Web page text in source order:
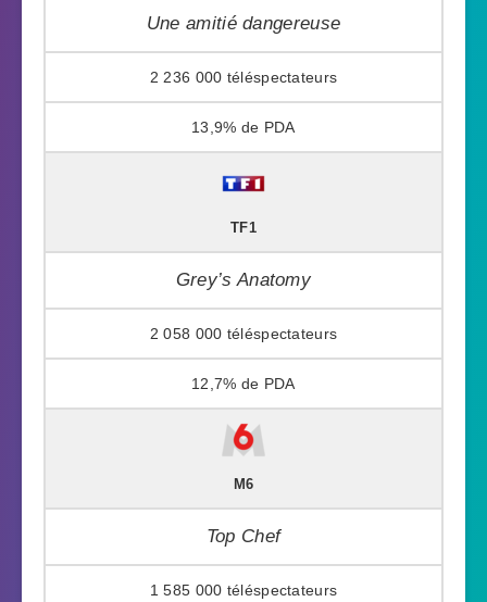
Une amitié dangereuse
2 236 000
13,9%
TF1
Grey’s Anatomy
2 058 000
12,7%
M6
Top Chef
1 585 000